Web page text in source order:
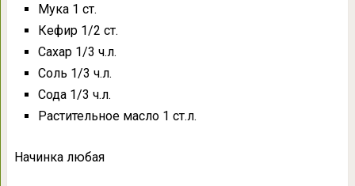
Мука 1 ст.
Кефир 1/2 ст.
Сахар 1/3 ч.л.
Соль 1/3 ч.л.
Сода 1/3 ч.л.
Растительное масло 1 ст.л.
Начинка любая